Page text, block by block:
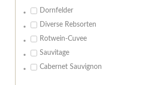
Dornfelder
Diverse Rebsorten
Rotwein-Cuvee
Sauvitage
Cabernet Sauvignon